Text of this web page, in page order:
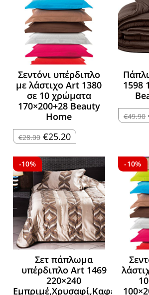
Σεντόνι υπέρδιπλο
με λάστιχο Art 1380
σε 10 χρώματα
170×200+28 Beauty
Home
€28.00 Original
price
€28.00.
€25.20Η
τρέχουσα
είναι:
€25.20.
1598
€49.90
-10%
Σετ πάπλωμα
υπέρδιπλο Art 1469
220×240
Εμπριμέ,Χρυσαφί,Καφέ
-10%